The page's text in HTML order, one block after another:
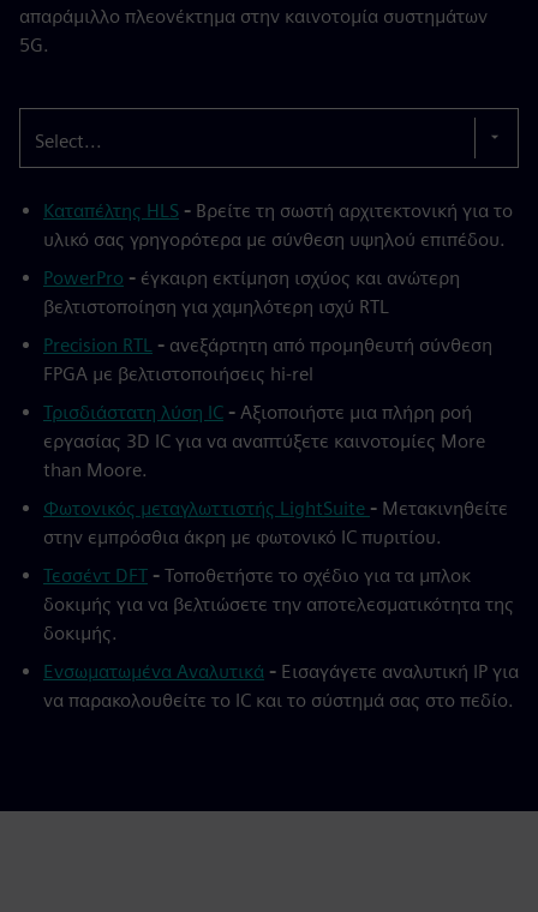
απαράμιλλο πλεονέκτημα στην καινοτομία συστημάτων
5G.
Select...
Καταπέλτης HLS - Βρείτε τη σωστή αρχιτεκτονική για το
υλικό σας γρηγορότερα με σύνθεση υψηλού επιπέδου.
PowerPro - έγκαιρη εκτίμηση ισχύος και ανώτερη
βελτιστοποίηση για χαμηλότερη ισχύ RTL
Precision RTL - ανεξάρτητη από προμηθευτή σύνθεση
FPGA με βελτιστοποιήσεις hi-rel
Τρισδιάστατη λύση IC - Αξιοποιήστε μια πλήρη ροή
εργασίας 3D IC για να αναπτύξετε καινοτομίες More
than Moore.
Φωτονικός μεταγλωττιστής LightSuite - Μετακινηθείτε
στην εμπρόσθια άκρη με φωτονικό IC πυριτίου.
Τεσσέντ DFT - Τοποθετήστε το σχέδιο για τα μπλοκ
δοκιμής για να βελτιώσετε την αποτελεσματικότητα της
δοκιμής.
Ενσωματωμένα Αναλυτικά - Εισαγάγετε αναλυτική IP για
να παρακολουθείτε το IC και το σύστημά σας στο πεδίο.